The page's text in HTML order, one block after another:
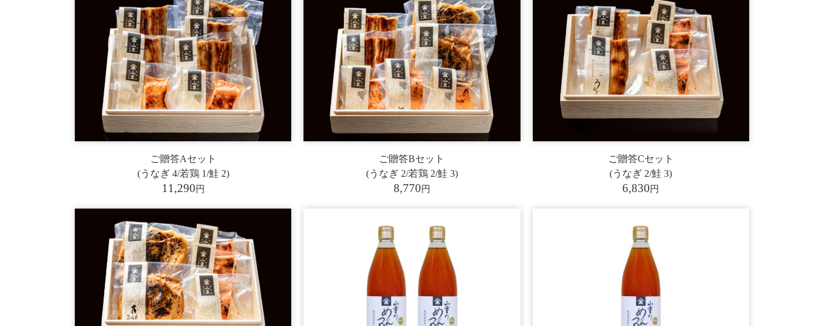
ご贈答Aセット
(うなぎ 4/若鶏 1/鮭 2)
11,290円
ご贈答Bセット
(うなぎ 2/若鶏 2/鮭 3)
8,770円
ご贈答Cセット
(うなぎ 2/鮭 3)
6,830円